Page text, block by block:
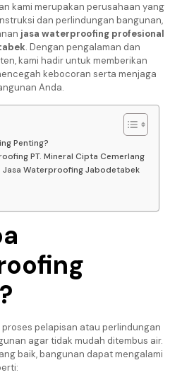
kami merupakan perusahaan yang
dan perlindungan bangunan,
jasa waterproofing profesional
. Dengan pengalaman dan
kami hadir untuk memberikan
kebocoran serta menjaga
Anda.
Penting?
PT. Mineral Cipta Cemerlang
Jasa Waterproofing Jabodetabek
pelapisan atau perlindungan
agar tidak mudah ditembus air.
baik, bangunan dapat mengalami